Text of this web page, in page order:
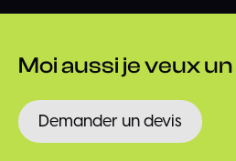
Moiaussi jeveuxun
Demander un devis